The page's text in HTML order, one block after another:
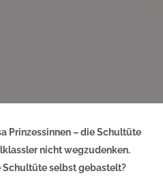
Prinzessinnen – die Schultüte
nicht wegzudenken.
Schultüte selbst gebastelt?